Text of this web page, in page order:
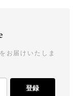
お届けいたしま
登録